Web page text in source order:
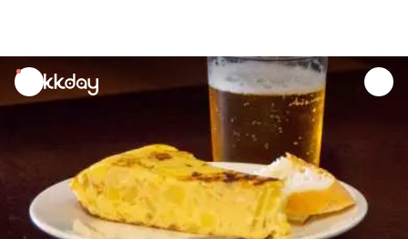
unread
notifications